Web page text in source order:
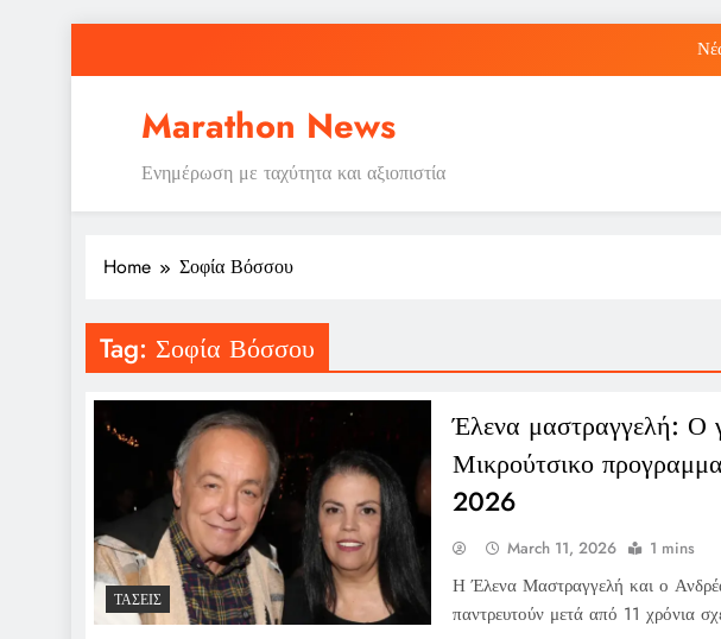
Marathon News
Ενημέρωση με ταχύτητα και αξιοπιστία
Home Σοφία Βόσσου
Tag: Σοφία Βόσσου
ΤΆΣΕΙΣ
Έλενα μαστραγγελή: Ο
Μικρούτσικο
2026
March 11, 2026 1 mins
Η Έλενα Μαστραγγελή και ο
παντρευτούν μετά από 11 χρόνια